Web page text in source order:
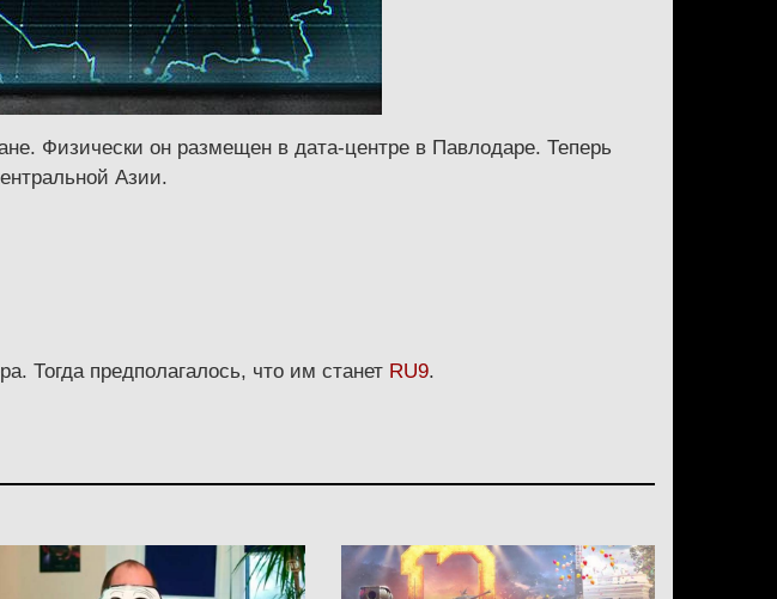
Физически он размещен в дата-центре в Павлодаре. Теперь
Азии.
Тогда предполагалось, что им станет RU9.